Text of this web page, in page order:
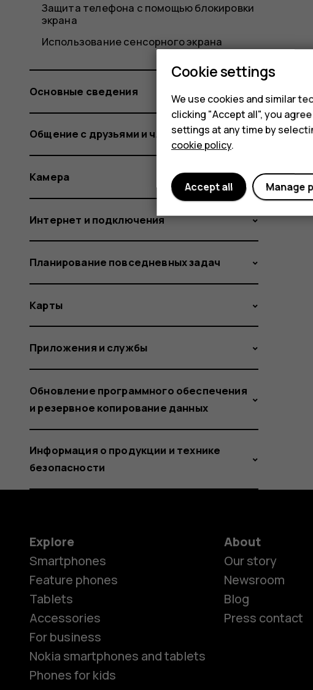
Защита телефона с помощью блокировки
экрана
Использование сенсорного экрана
Основные сведения
Общение с друзьями и членами семьи
Камера
Интернет и подключения
Планирование повседневных задач
Карты
Приложения и службы
Обновление программного обеспечения
и резервное копирование данных
Информация о продукции и технике
безопасности
Explore
Smartphones
Feature phones
Tablets
Accessories
For business
Nokia smartphones and tablets
Phones for kids
About
Our story
Newsroom
Blog
Press contact
Cookie settings
We use cookies and similar
clicking "Accept all", you
settings at any time by
cookie policy.
Manage
Accept all